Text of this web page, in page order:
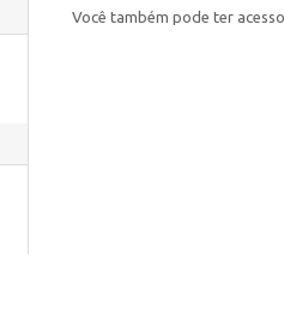
Você também pode ter